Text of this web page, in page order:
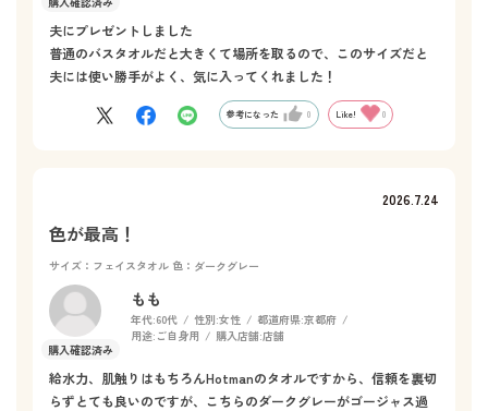
夫にプレゼントしました
普通のバスタオルだと大きくて場所を取るので、このサイズだと
夫には使い勝手がよく、気に入ってくれました！
参考になった 0 Like! 0
2026.7.24
色が最高！
サイズ：フェイスタオル 色：ダークグレー
もも
年代:60代 性別:女性 都道府県:京都府
用途: ご自身用 購入店舗:店舗
給水力、肌触りはもちろんHotmanのタオルですから、信頼を裏切
らずとても良いのですが、こちらのダークグレーがゴージャス過